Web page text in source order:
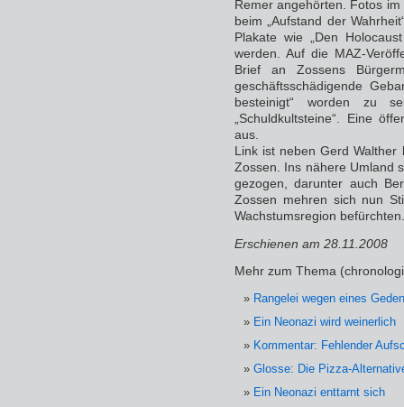
Remer angehörten. Fotos
beim „Aufstand der
Plakate wie „Den
werden. Auf die MAZ-
Brief an Zossens
geschäftsschädigende
besteinigt“ worden zu
„Schuldkultsteine“. Eine
aus.
Link ist neben Gerd
Zossen. Ins nähere Umland
gezogen, darunter auch
Zossen mehren sich nun
Wachstumsregion befürchten.
Erschienen am 28.11.2008
Mehr zum Thema
Rangelei wegen eines
Ein Neonazi wird weinerlich
Kommentar: Fehlender
Glosse: Die Pizza-
Ein Neonazi enttarnt sich